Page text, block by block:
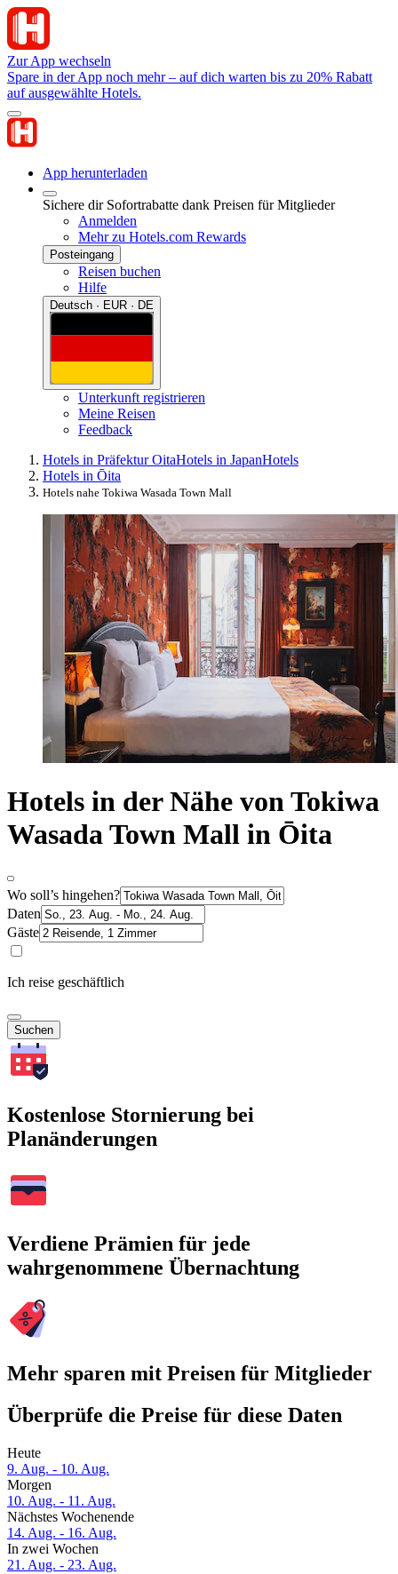
Zur App wechseln
Spare in der App noch mehr – auf dich warten bis zu 20% Rabatt
auf ausgewählte Hotels.
App herunterladen
Sichere dir Sofortrabatte dank Preisen für Mitglieder
Anmelden
Mehr zu Hotels.com Rewards
Posteingang
Reisen buchen
Hilfe
Deutsch · EUR · DE
Unterkunft registrieren
Meine Reisen
Feedback
Hotels in Präfektur OitaHotels in JapanHotels
Hotels in Ōita
Hotels nahe Tokiwa Wasada Town Mall
Hotels in der Nähe von Tokiwa
Wasada Town Mall in Ōita
Wo soll’s hingehen?
Daten
Gäste
Ich reise geschäftlich
Suchen
Kostenlose Stornierung bei
Planänderungen
Verdiene Prämien für jede
wahrgenommene Übernachtung
Mehr sparen mit Preisen für Mitglieder
Überprüfe die Preise für diese Daten
Heute
9. Aug. - 10. Aug.
Morgen
10. Aug. - 11. Aug.
Nächstes Wochenende
14. Aug. - 16. Aug.
In zwei Wochen
21. Aug. - 23. Aug.